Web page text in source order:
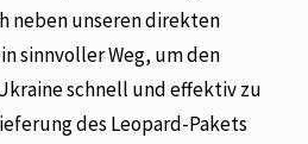
neben unseren direkten
sinnvoller Weg, um den
schnell und effektiv zu
des Leopard-Pakets